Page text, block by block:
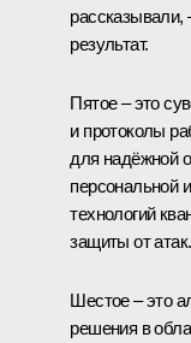
рассказывали,
результат.
Пятое – это
и протоколы
для надёжной
персональной
технологий
защиты от атак.
Шестое – это
решения в